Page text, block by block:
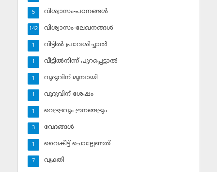
വിശ്വാസം-പഠനങ്ങള്‍
5
വിശ്വാസം-ലേഖനങ്ങള്‍
142
വീട്ടില്‍ പ്രവേശിച്ചാല്‍
1
വീട്ടില്‍നിന്ന് പുറപ്പെട്ടാല്‍
1
വുദുവിന് മുമ്പായി
1
വുദുവിന് ശേഷം
1
വെള്ളവും ഇനങ്ങളും
1
വേദങ്ങള്‍
3
വൈകീട്ട് ചൊല്ലേണ്ടത്
1
വ്യക്തി
7